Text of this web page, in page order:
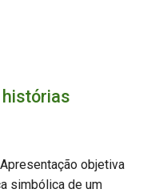
objetiva
simbólica de um